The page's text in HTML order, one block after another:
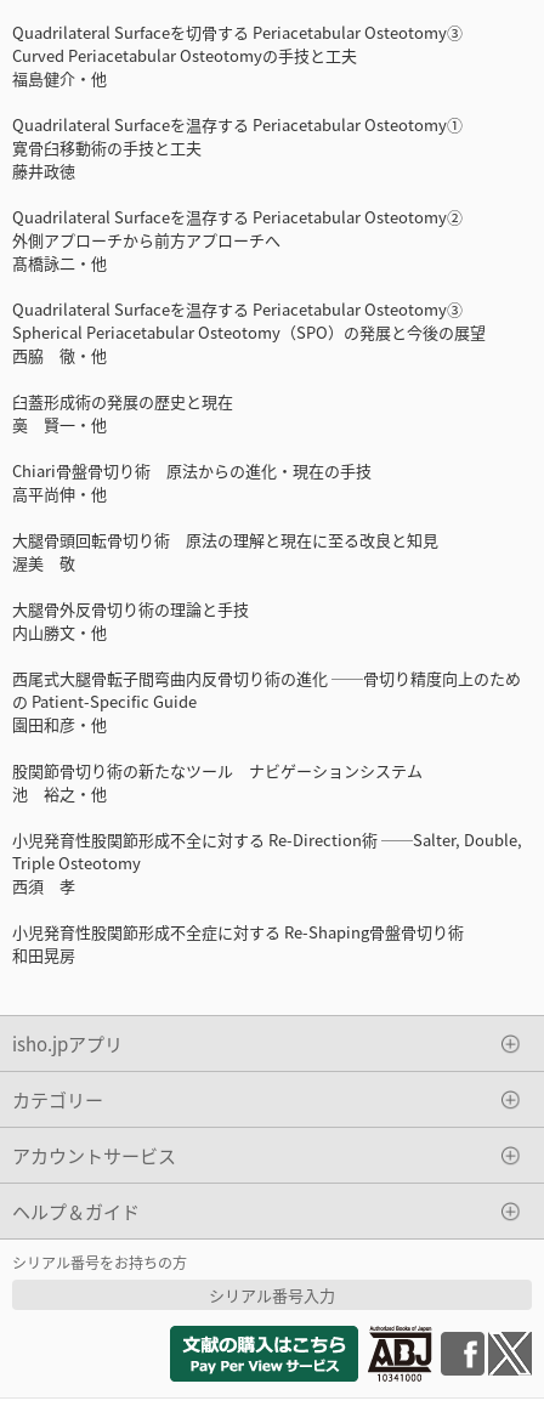
Quadrilateral Surfaceを切骨する Periacetabular Osteotomy③
Curved Periacetabular Osteotomyの手技と工夫
福島健介・他
Quadrilateral Surfaceを温存する Periacetabular Osteotomy①
寛骨臼移動術の手技と工夫
藤井政徳
Quadrilateral Surfaceを温存する Periacetabular Osteotomy②
外側アプローチから前方アプローチへ
髙橋詠二・他
Quadrilateral Surfaceを温存する Periacetabular Osteotomy③
Spherical Periacetabular Osteotomy（SPO）の発展と今後の展望
西脇 徹・他
臼蓋形成術の発展の歴史と現在
䯨 賢一・他
Chiari骨盤骨切り術 原法からの進化・現在の手技
高平尚伸・他
大腿骨頭回転骨切り術 原法の理解と現在に至る改良と知見
渥美 敬
大腿骨外反骨切り術の理論と手技
内山勝文・他
西尾式大腿骨転子間弯曲内反骨切り術の進化 ──骨切り精度向上のため
の Patient-Specific Guide
園田和彦・他
股関節骨切り術の新たなツール ナビゲーションシステム
池 裕之・他
小児発育性股関節形成不全に対する Re-Direction術 ──Salter, Double,
Triple Osteotomy
西須 孝
小児発育性股関節形成不全症に対する Re-Shaping骨盤骨切り術
和田晃房
isho.jpアプリ
カテゴリー
アカウントサービス
ヘルプ＆ガイド
シリアル番号をお持ちの方
シリアル番号入力